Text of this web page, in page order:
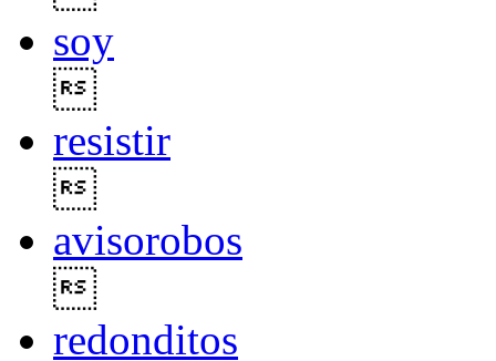
soy
resistir
avisorobos
redonditos